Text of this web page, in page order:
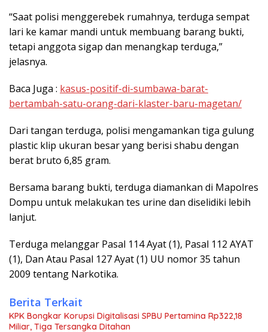
“Saat polisi menggerebek rumahnya, terduga sempat
lari ke kamar mandi untuk membuang barang bukti,
tetapi anggota sigap dan menangkap terduga,”
jelasnya.
Baca Juga : kasus-positif-di-sumbawa-barat-
bertambah-satu-orang-dari-klaster-baru-magetan/
Dari tangan terduga, polisi mengamankan tiga gulung
plastic klip ukuran besar yang berisi shabu dengan
berat bruto 6,85 gram.
Bersama barang bukti, terduga diamankan di Mapolres
Dompu untuk melakukan tes urine dan diselidiki lebih
lanjut.
Terduga melanggar Pasal 114 Ayat (1), Pasal 112 AYAT
(1), Dan Atau Pasal 127 Ayat (1) UU nomor 35 tahun
2009 tentang Narkotika.
Berita Terkait
KPK Bongkar Korupsi Digitalisasi SPBU Pertamina Rp322,18
Miliar, Tiga Tersangka Ditahan